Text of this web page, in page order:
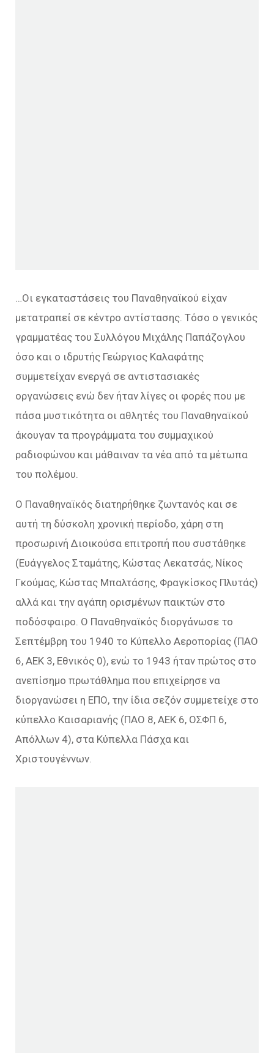
…Οι εγκαταστάσεις του Παναθηναϊκού είχαν
μετατραπεί σε κέντρο αντίστασης. Τόσο ο γενικός
γραμματέας του Συλλόγου Μιχάλης Παπάζογλου
όσο και ο ιδρυτής Γεώργιος Καλαφάτης
συμμετείχαν ενεργά σε αντιστασιακές
οργανώσεις ενώ δεν ήταν λίγες οι φορές που με
πάσα μυστικότητα οι αθλητές του Παναθηναϊκού
άκουγαν τα προγράμματα του συμμαχικού
ραδιοφώνου και μάθαιναν τα νέα από τα μέτωπα
του πολέμου.
Ο Παναθηναϊκός διατηρήθηκε ζωντανός και σε
αυτή τη δύσκολη χρονική περίοδο, χάρη στη
προσωρινή Διοικούσα επιτροπή που συστάθηκε
(Ευάγγελος Σταμάτης, Κώστας Λεκατσάς, Νίκος
Γκούμας, Κώστας Μπαλτάσης, Φραγκίσκος Πλυτάς)
αλλά και την αγάπη ορισμένων παικτών στο
ποδόσφαιρο. Ο Παναθηναϊκός διοργάνωσε το
Σεπτέμβρη του 1940 το Κύπελλο Αεροπορίας (ΠΑΟ
6, ΑΕΚ 3, Εθνικός 0), ενώ το 1943 ήταν πρώτος στο
ανεπίσημο πρωτάθλημα που επιχείρησε να
διοργανώσει η ΕΠΟ, την ίδια σεζόν συμμετείχε στο
κύπελλο Καισαριανής (ΠΑΟ 8, ΑΕΚ 6, ΟΣΦΠ 6,
Απόλλων 4), στα Κύπελλα Πάσχα και
Χριστουγέννων.